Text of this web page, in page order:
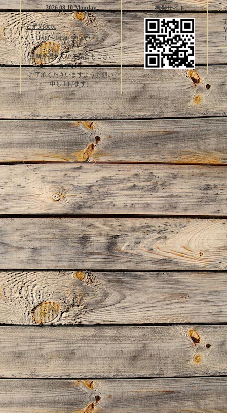
2026.08.10 Monday
ご予約状況
10:00〜16:30 空いています
(更新が遅れている場合もござい
ますので
ご了承くださいますようお願い
申し上げます）
携帯サイト